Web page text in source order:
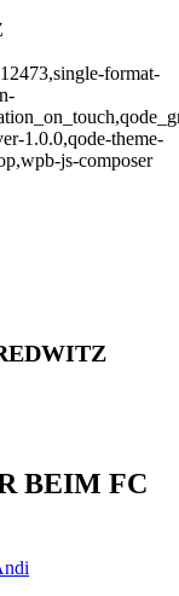
format-
1.0.0,qode-theme-
js-composer
BEIM FC